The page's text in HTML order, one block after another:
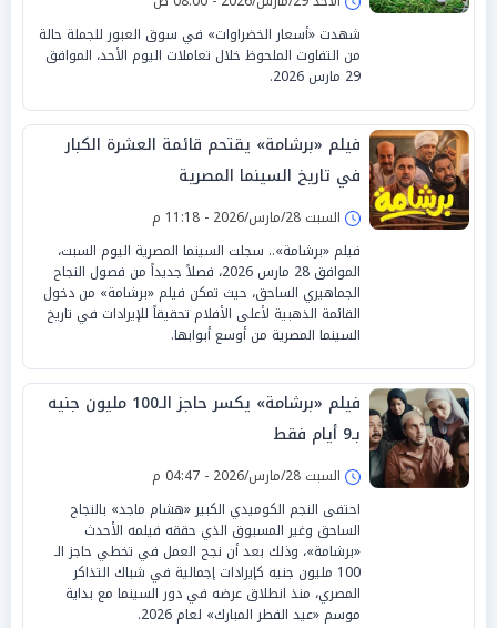
شهدت «أسعار الخضراوات» في سوق العبور للجملة حالة
من التفاوت الملحوظ خلال تعاملات اليوم الأحد، الموافق
29 مارس 2026.
فيلم «برشامة» يقتحم قائمة العشرة الكبار
في تاريخ السينما المصرية
السبت 28/مارس/2026 - 11:18 م
فيلم «برشامة».. سجلت السينما المصرية اليوم السبت،
الموافق 28 مارس 2026، فصلاً جديداً من فصول النجاح
الجماهيري الساحق، حيث تمكن فيلم «برشامة» من دخول
القائمة الذهبية لأعلى الأفلام تحقيقاً للإيرادات في تاريخ
السينما المصرية من أوسع أبوابها.
فيلم «برشامة» يكسر حاجز الـ100 مليون جنيه
بـ9 أيام فقط
السبت 28/مارس/2026 - 04:47 م
احتفى النجم الكوميدي الكبير «هشام ماجد» بالنجاح
الساحق وغير المسبوق الذي حققه فيلمه الأحدث
«برشامة»، وذلك بعد أن نجح العمل في تخطي حاجز الـ
100 مليون جنيه كإيرادات إجمالية في شباك التذاكر
المصري، منذ انطلاق عرضه في دور السينما مع بداية
موسم «عيد الفطر المبارك» لعام 2026.